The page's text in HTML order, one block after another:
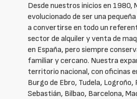
Desde nuestros inicios en 1980,
evolucionado de ser una
a convertirse en todo un
sector de alquiler y venta de
en España, pero siempre
familiar y cercano. Nuestra
territorio nacional, con oficinas
Burgo de Ebro, Tudela, Logroño,
Sebastián, Bilbao, Barcelona,